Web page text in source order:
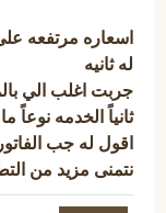
اسعاره مرتفعه
له ثانيه
جربت اغلب الي
ثانياً الخدمه
اقول له جب
نتمنى مزيد من